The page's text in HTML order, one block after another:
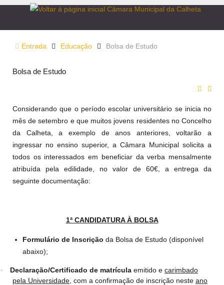
Entrada Educação Bolsa de Estudo
Bolsa de Estudo
Considerando que o período escolar universitário se inicia no
mês de setembro e que muitos jovens residentes no Concelho
da Calheta, a exemplo de anos anteriores, voltarão a
ingressar no ensino superior, a Câmara Municipal solicita a
todos os interessados em beneficiar da verba mensalmente
atribuída pela edilidade, no valor de 60€, a entrega da
seguinte documentação:
1ª CANDIDATURA À BOLSA
Formulário de Inscrição da Bolsa de Estudo (disponível
abaixo);
· Declaração/Certificado de matrícula emitido e carimbado
pela Universidade , com a confirmação de inscrição neste ano